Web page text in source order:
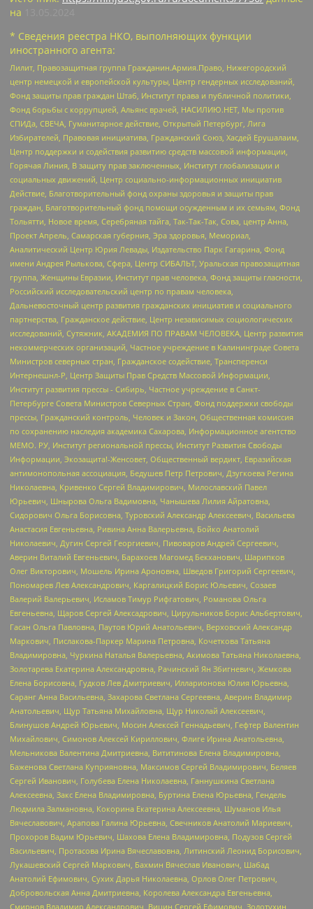
на
* Сведения реестра НКО, выполняющих функции
иностранного агента:
Лилит, Правозащитная группа Гражданин.Армия.Право, Нижегородский
центр немецкой и европейской культуры, Центр гендерных исследований,
Фонд защиты прав граждан Штаб, Институт права и публичной политики,
Фонд борьбы с коррупцией, Альянс врачей, НАСИЛИЮ.НЕТ, Мы против
СПИДа, СВЕЧА, Гуманитарное действие, Открытый Петербург, Лига
Избирателей, Правовая инициатива, Гражданский Союз, Хасдей Ерушалаим,
Центр поддержки и содействия развитию средств массовой информации,
Горячая Линия, В защиту прав заключенных, Институт глобализации и
социальных движений, Центр социально-информационных инициатив
Действие, Благотворительный фонд охраны здоровья и защиты прав
граждан, Благотворительный фонд помощи осужденным и их семьям, Фонд
Тольятти, Новое время, Серебряная тайга, Так-Так-Так, Сова, центр Анна,
Проект Апрель, Самарская губерния, Эра здоровья, Мемориал,
Аналитический Центр Юрия Левады, Издательство Парк Гагарина, Фонд
имени Андрея Рылькова, Сфера, Центр СИБАЛЬТ, Уральская правозащитная
группа, Женщины Евразии, Институт прав человека, Фонд защиты гласности,
Российский исследовательский центр по правам человека,
Дальневосточный центр развития гражданских инициатив и социального
партнерства, Гражданское действие, Центр независимых социологических
исследований, Сутяжник, АКАДЕМИЯ ПО ПРАВАМ ЧЕЛОВЕКА, Центр развития
некоммерческих организаций, Частное учреждение в Калининграде Совета
Министров северных стран, Гражданское содействие, Трансперенси
Интернешнл-Р, Центр Защиты Прав Средств Массовой Информации,
Институт развития прессы - Сибирь, Частное учреждение в Санкт-
Петербурге Совета Министров Северных Стран, Фонд поддержки свободы
прессы, Гражданский контроль, Человек и Закон, Общественная комиссия
по сохранению наследия академика Сахарова, Информационное агентство
МЕМО. РУ, Институт региональной прессы, Институт Развития Свободы
Информации, Экозащита!-Женсовет, Общественный вердикт, Евразийская
антимонопольная ассоциация, Бедушев Петр Петрович, Дзугкоева Регина
Николаевна, Кривенко Сергей Владимирович, Милославский Павел
Юрьевич, Шнырова Ольга Вадимовна, Чанышева Лилия Айратовна,
Сидорович Ольга Борисовна, Туровский Александр Алексеевич, Васильева
Анастасия Евгеньевна, Ривина Анна Валерьевна, Бойко Анатолий
Николаевич, Дугин Сергей Георгиевич, Пивоваров Андрей Сергеевич,
Аверин Виталий Евгеньевич, Барахоев Магомед Бекханович, Шарипков
Олег Викторович, Мошель Ирина Ароновна, Шведов Григорий Сергеевич,
Пономарев Лев Александрович, Каргалицкий Борис Юльевич, Созаев
Валерий Валерьевич, Исламов Тимур Рифгатович, Романова Ольга
Евгеньевна, Щаров Сергей Алексадрович, Цирульников Борис Альбертович,
Гасан Ольга Павловна, Паутов Юрий Анатольевич, Верховский Александр
Маркович, Пислакова-Паркер Марина Петровна, Кочеткова Татьяна
Владимировна, Чуркина Наталья Валерьевна, Акимова Татьяна Николаевна,
Золотарева Екатерина Александровна, Рачинский Ян Збигневич, Жемкова
Елена Борисовна, Гудков Лев Дмитриевич, Илларионова Юлия Юрьевна,
Саранг Анна Васильевна, Захарова Светлана Сергеевна, Аверин Владимир
Анатольевич, Щур Татьяна Михайловна, Щур Николай Алексеевич,
Блинушов Андрей Юрьевич, Мосин Алексей Геннадьевич, Гефтер Валентин
Михайлович, Симонов Алексей Кириллович, Флиге Ирина Анатольевна,
Мельникова Валентина Дмитриевна, Вититинова Елена Владимировна,
Баженова Светлана Куприяновна, Максимов Сергей Владимирович, Беляев
Сергей Иванович, Голубева Елена Николаевна, Ганнушкина Светлана
Алексеевна, Закс Елена Владимировна, Буртина Елена Юрьевна, Гендель
Людмила Залмановна, Кокорина Екатерина Алексеевна, Шуманов Илья
Вячеславович, Арапова Галина Юрьевна, Свечников Анатолий Мариевич,
Прохоров Вадим Юрьевич, Шахова Елена Владимировна, Подузов Сергей
Васильевич, Протасова Ирина Вячеславовна, Литинский Леонид Борисович,
Лукашевский Сергей Маркович, Бахмин Вячеслав Иванович, Шабад
Анатолий Ефимович, Сухих Дарья Николаевна, Орлов Олег Петрович,
Добровольская Анна Дмитриевна, Королева Александра Евгеньевна,
Смирнов Владимир Александрович, Вицин Сергей Ефимович, Золотухин